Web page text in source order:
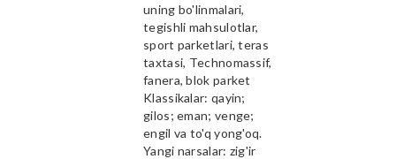
uning bo'linmalari,
tegishli mahsulotlar,
sport parketlari, teras
taxtasi, Technomassif,
fanera, blok parket
Klassikalar: qayin;
gilos; eman; venge;
engil va to'q yong'oq.
Yangi narsalar: zig'ir